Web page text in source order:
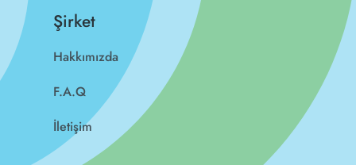
Şirket
Hakkımızda
F.A.Q
İletişim